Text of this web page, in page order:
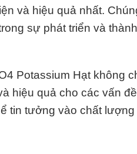
và hiệu quả nhất.
sự phát triển và
Potassium Hạt không
hiệu quả cho các vấn
tin tưởng vào chất